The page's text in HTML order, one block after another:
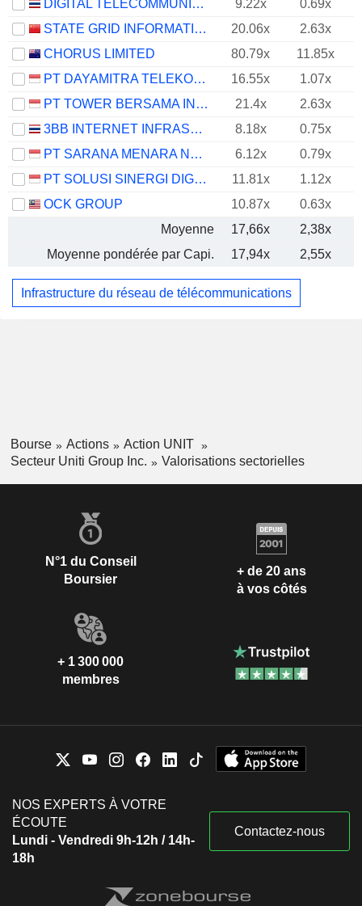
DIGITAL TELECOMMUNICATIONS INFRASTRUCTURE FUND
9.22x
0.69x
STATE GRID INFORMATION & COMMUNICATION CO., LTD.
20.06x
2.63x
CHORUS LIMITED
80.79x
11.85x
PT DAYAMITRA TELEKOMUNIKASI TBK.
16.55x
1.07x
PT TOWER BERSAMA INFRASTRUCTURE TBK
21.4x
2.63x
3BB INTERNET INFRASTRUCTURE FUND
8.18x
0.75x
PT SARANA MENARA NUSANTARA TBK.
6.12x
0.79x
PT SOLUSI SINERGI DIGITAL TBK
11.81x
1.12x
OCK GROUP
10.87x
0.63x
Moyenne
17,66x
2,38x
Moyenne pondérée par Capi.
17,94x 2,55x
Infrastructure du réseau de télécommunications
Bourse Actions
Action UNIT
Secteur Uniti Group Inc.
Valorisations sectorielles
N°1 du Conseil
Boursier
+ de 20 ans
à vos côtés
+ 1 300 000
membres
NOS EXPERTS À VOTRE
ÉCOUTE
Lundi - Vendredi 9h-12h / 14h-
18h
Contactez-nous